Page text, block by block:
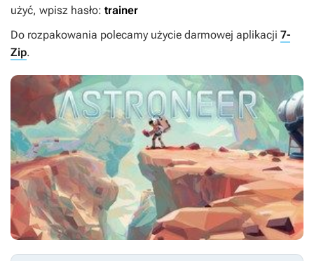
użyć, wpisz hasło: trainer
Do rozpakowania polecamy użycie darmowej aplikacji 7-
Zip.